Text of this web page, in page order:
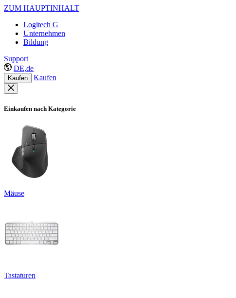
ZUM HAUPTINHALT
Logitech G
Unternehmen
Bildung
Support
DE,de
Kaufen Kaufen
Einkaufen nach Kategorie
Mäuse
Tastaturen